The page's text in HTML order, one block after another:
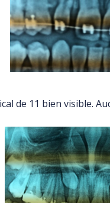
de 11 bien visible.